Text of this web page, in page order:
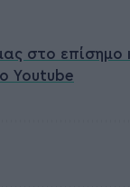
στο επίσημο
Youtube